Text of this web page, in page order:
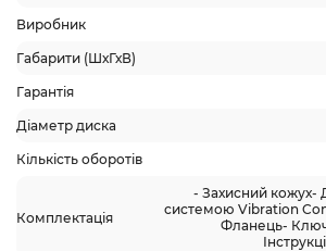
Виробник
Габарити (ШхГхВ)
Гарантія
Діаметр диска
Кількість оборотів
Комплектація
- Захисний кожух-
системою Vibration
Фланець-